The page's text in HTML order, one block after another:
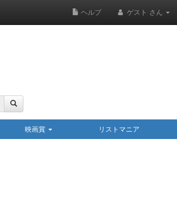
ヘルプ ゲスト さん
映画賞 リストマニア